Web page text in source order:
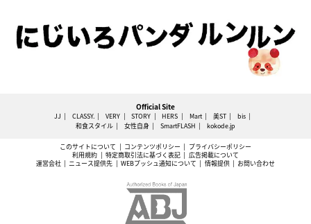
Official Site
JJ CLASSY. VERY STORY HERS Mart 美ST
bis
和食スタイル
女性自身 SmartFLASH kokode.jp
このサイトについて コンテンツポリシー
プライバシーポリシー
利用規約
特定商取引法に基づく表記
広告掲載について
運営会社
ニュース提供先 WEBプッシュ通知について 情報提供 お問い合わせ